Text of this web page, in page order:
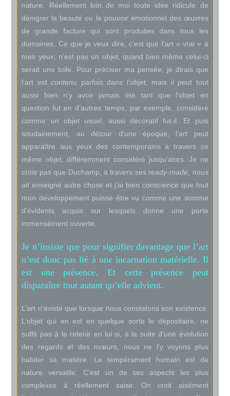
nature. Réellement loin de moi toute idée ridicule de
dénigrer la beauté ou le pouvoir émotionnel des œuvres
de grande facture qui sont produites dans tous les
domaines. Ce que je veux dire, c’est que l’art « vrai » à
mes yeux, n’est pas un objet, quand bien même celui-ci
serait une toile. Pour préciser ma pensée, je dirais que
l’art estcontenu parfois dans l’objet, mais il peut tout
aussi bien n’y avoir jamais été tant que l’objet en
question fut en d’autres temps, par exemple, considéré
comme un objet usuel, aussi décoratif fut-il. Et puis
soudainement, au détour d’une époque, l’art peut
apparaître aux yeux des contemporains à travers ce
même objet, différemment considéré jusqu’alors. Je ne
crois pas que Duchamp, à travers sesready-made, nous
ait enseigné autre chose et j’ai bien conscience que tout
mon développement puisse être vu comme une somme
d’évidents acquis sur lesquels donne une porte
immensément ouverte.
Je n’insiste que pour signifier davantage que l’art
n’est donc pas lié à une incarnation matérielle. Il
est une présence. Et cette présence peut
disparaître tout autant qu’elle advient.
L’art n’existe que lorsque nous constatons son existence.
L’objet qui en est en quelque sorte le dépositaire, ne
suffit pas à le retenir en lui si, à la suite d’une évolution
des regards et des mœurs, nous ne l’y voyons plus
habiter sa matière. Le tempérament humain est de
nature versatile. C’est un de ses aspects les plus
complexes à réellement saisir. On croit aisément